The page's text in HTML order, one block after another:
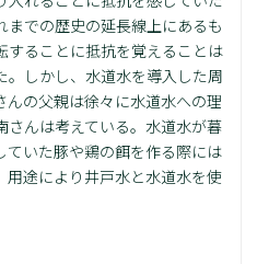
での歴史の延長線上にあるも
することに抵抗を覚えることは
しかし、水道水を導入した周
んの父親は徐々に水道水への理
んは考えている。水道水が暮
ていた豚や鶏の餌を作る際には
用途により井戸水と水道水を使